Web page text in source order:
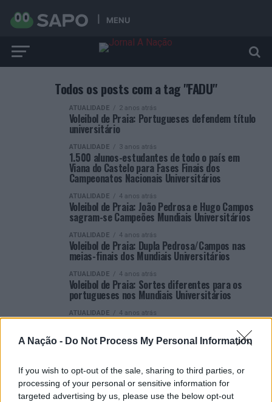
A Nação - Do Not Process My Personal Information
If you wish to opt-out of the sale, sharing to third parties, or
processing of your personal or sensitive information for
targeted advertising by us, please use the below opt-out
MENU
Todos os posts com a tag "FADU"
ATUALIDADE 2 anos atrás
Voleibol de Praia: Portugueses defendem título
universitário
ATUALIDADE 3 anos atrás
1.500 alunos-estudantes de todo o país em
Viana do Castelo para Fases Finais dos
Campeonatos Nacionais Universitários
ATUALIDADE 4 anos atrás
Voleibol de Praia: João Pedrosa e Hugo Campos
sagram-se Campeões Mundiais Universitários
ATUALIDADE 4 anos atrás
Voleibol de Praia: Dupla Pedrosa/Campos nas
meias-finais dos Mundiais Universitários
ATUALIDADE 4 anos atrás
Voleibol de Praia: Sortes diferentes para os
portugueses nos Mundiais Universitários
ATUALIDADE 4 anos atrás
Viana do Castelo candidata-se a receber
Campeonatos Nacionais Universitários em 2023
finais dos Campeonatos Nacionais
Universitários em 2023